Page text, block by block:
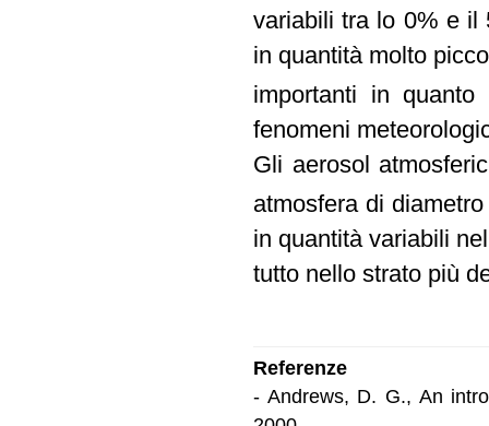
variabili tra lo 0% e il
in quantità molto
importanti in quanto
fenomeni
Gli aerosol
atmosfera di
in quantità variabili
tutto nello strato più
Referenze
- Andrews, D. G., An